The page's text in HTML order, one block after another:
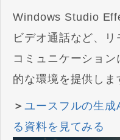
Windows Studio
ビデオ通話など、
コミュニケーショ
的な環境を提供しま
＞ ユースフルの生
る資料を見てみる